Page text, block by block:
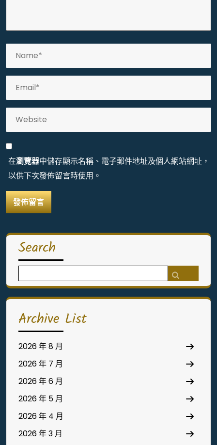
在瀏覽器中儲存顯示名稱、電子郵件地址及個人網站網址，
以供下次發佈留言時使用。
Search
for:
Archive List
2026 年 8 月
2026 年 7 月
2026 年 6 月
2026 年 5 月
2026 年 4 月
2026 年 3 月